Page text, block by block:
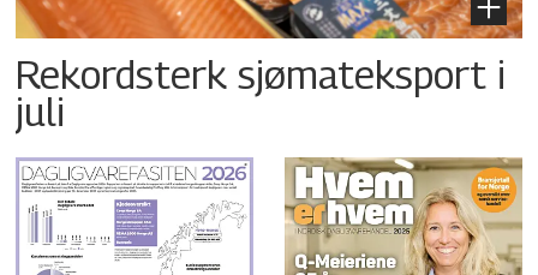
Rekordsterk sjømateksport i
juli